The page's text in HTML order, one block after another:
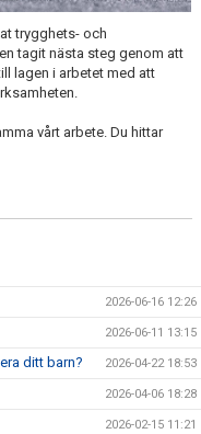
trygghets- och
tagit nästa steg genom att
lagen i arbetet med att
vårt arbete. Du hittar
2026-06-16 12:26
2026-06-11 13:15
ditt barn? 2026-04-22 18:53
2026-04-06 18:28
2026-02-15 11:21